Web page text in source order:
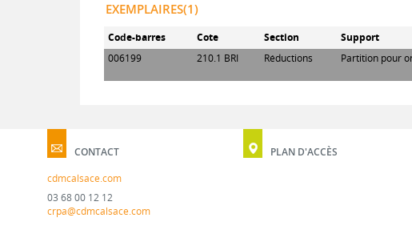
EXEMPLAIRES(1)
Code-barres Cote Section Support
006199
210.1 BRI Réductions Partition pour
CONTACT
cdmcalsace.com
03 68 00 12 12
crpa@cdmcalsace.com
PLAN D'ACCÈS